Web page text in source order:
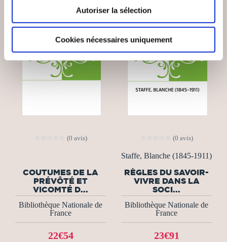
Autoriser la sélection
Cookies nécessaires uniquement
(0 avis)
COUTUMES DE LA
PRÉVÔTÉ ET
VICOMTÉ D...
Bibliothèque Nationale de
France
22€54
(0 avis)
Staffe, Blanche (1845-1911)
RÈGLES DU SAVOIR-
VIVRE DANS LA
SOCI...
Bibliothèque Nationale de
France
23€91